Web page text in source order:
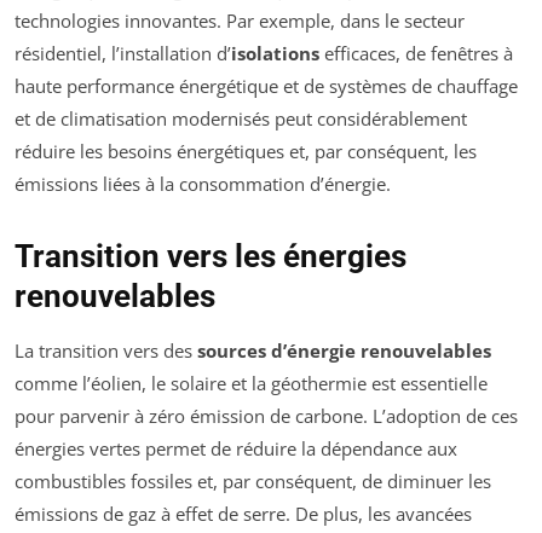
technologies innovantes. Par exemple, dans le secteur
résidentiel, l’installation d’isolations efficaces, de fenêtres à
haute performance énergétique et de systèmes de chauffage
et de climatisation modernisés peut considérablement
réduire les besoins énergétiques et, par conséquent, les
émissions liées à la consommation d’énergie.
Transition vers les énergies
renouvelables
La transition vers des sources d’énergie renouvelables
comme l’éolien, le solaire et la géothermie est essentielle
pour parvenir à zéro émission de carbone. L’adoption de ces
énergies vertes permet de réduire la dépendance aux
combustibles fossiles et, par conséquent, de diminuer les
émissions de gaz à effet de serre. De plus, les avancées